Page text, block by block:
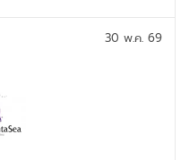
30 พ.ค. 69